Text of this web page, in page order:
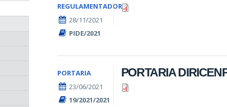
REGULAMENTADORA
28/11/2021
PIDE/2021
PORTARIA
23/06/2021
19/2021/2021
PORTARIA